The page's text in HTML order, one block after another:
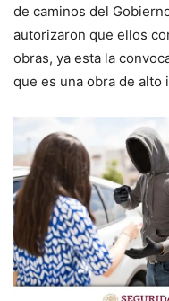
de caminos del
autorizaron que ellos
obras, ya esta la
que es una obra de alto